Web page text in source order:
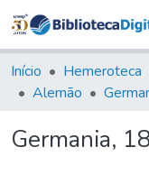
Início Hemeroteca
Alemão
Germania,